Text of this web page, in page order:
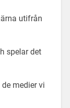
utifrån
spelar det
medier vi